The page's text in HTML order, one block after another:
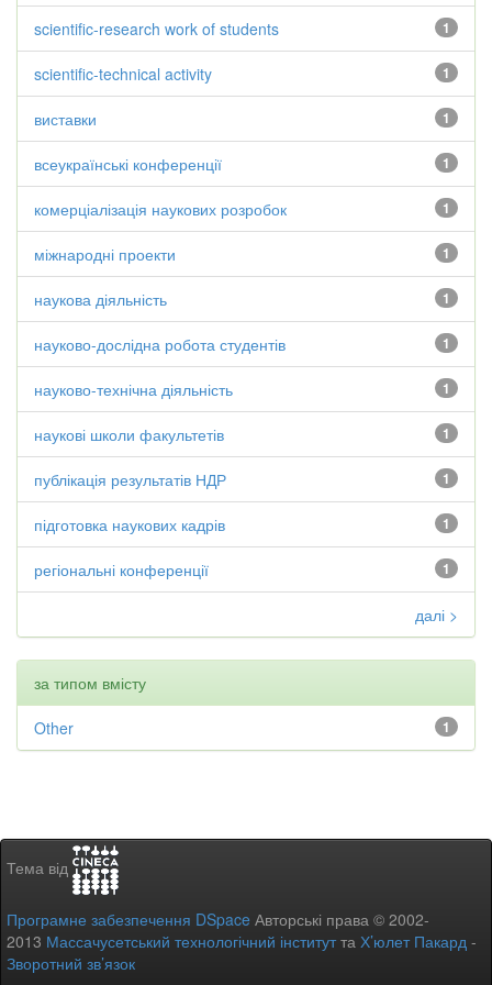
1
scientific-research work of students
1
scientific-technical activity
1
виставки
1
всеукраїнські конференції
1
комерціалізація наукових розробок
1
міжнародні проекти
1
наукова діяльність
1
науково-дослідна робота студентів
1
науково-технічна діяльність
1
наукові школи факультетів
1
публікація результатів НДР
1
підготовка наукових кадрів
1
регіональні конференції
далі >
за типом вмісту
1
Other
Тема від
Програмне забезпечення DSpace Авторські права © 2002-
2013 Массачусетський технологічний інститутта Х’юлет Пакард -
Зворотний зв’язок